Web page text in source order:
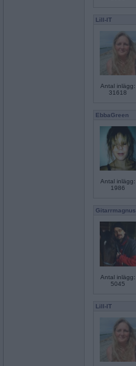
Lill-IT
Antal inlägg:
31618
EbbaGreen
Antal inlägg:
1986
Gitarrmagnus
Antal inlägg:
5045
Lill-IT